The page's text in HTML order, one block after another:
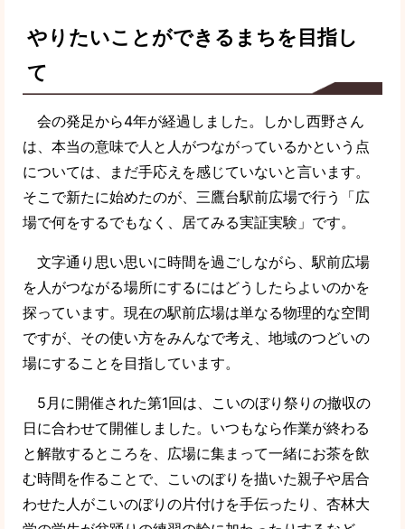
やりたいことができるまちを目指し
て
会の発足から4年が経過しました。しかし西野さん
は、本当の意味で人と人がつながっているかという点
については、まだ手応えを感じていないと言います。
そこで新たに始めたのが、三鷹台駅前広場で行う「広
場で何をするでもなく、居てみる実証実験」です。
文字通り思い思いに時間を過ごしながら、駅前広場
を人がつながる場所にするにはどうしたらよいのかを
探っています。現在の駅前広場は単なる物理的な空間
ですが、その使い方をみんなで考え、地域のつどいの
場にすることを目指しています。
5月に開催された第1回は、こいのぼり祭りの撤収の
日に合わせて開催しました。いつもなら作業が終わる
と解散するところを、広場に集まって一緒にお茶を飲
む時間を作ることで、こいのぼりを描いた親子や居合
わせた人がこいのぼりの片付けを手伝ったり、杏林大